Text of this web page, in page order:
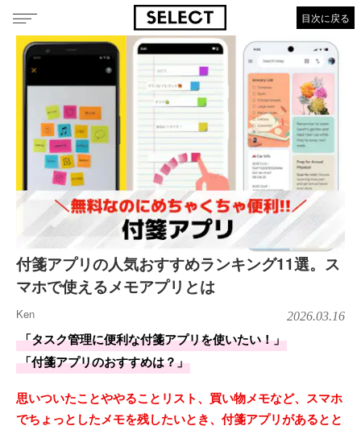
目次に戻る
付箋アプリの人気おすすめランキング11選。ス
マホで使えるメモアプリとは
Ken 2026.03.16
「タスク管理に便利な付箋アプリを使いたい！」
「付箋アプリのおすすめは？」
思いついたことややることリスト、買い物メモなど、スマホ
でちょっとしたメモを残したいとき、付箋アプリがあるとと